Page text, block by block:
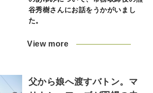
谷秀樹さんにお話をうかがいまし
た。
View more
父から娘へ渡すバトン。マ